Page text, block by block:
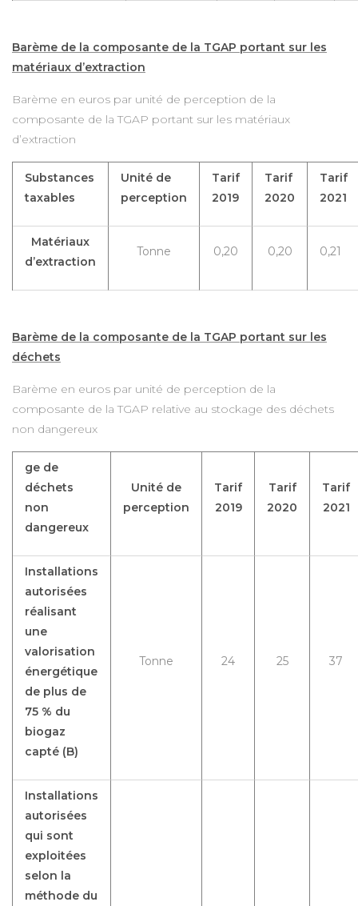
Barème de la composante de la TGAP portant sur les
matériaux d’extraction
Barème en euros par unité de perception de la
composante de la TGAP portant sur les matériaux
d’extraction
Substances
taxables
Unité de
perception
Tarif
2019
Tarif
2020
Tarif
2021
Matériaux
d’extraction
Tonne 0,20 0,20 0,21
Barème de la composante de la TGAP portant sur les
déchets
Barème en euros par unité de perception de la
composante de la TGAP relative au stockage des déchets
non dangereux
ge de
déchets
non
dangereux
Unité de
perception
Tarif
2019
Tarif
2020
Tarif
2021
Installations
autorisées
réalisant
une
valorisation
énergétique
de plus de
75 % du
biogaz
capté (B)
Tonne 24 25 37
Installations
autorisées
qui sont
exploitées
selon la
méthode du